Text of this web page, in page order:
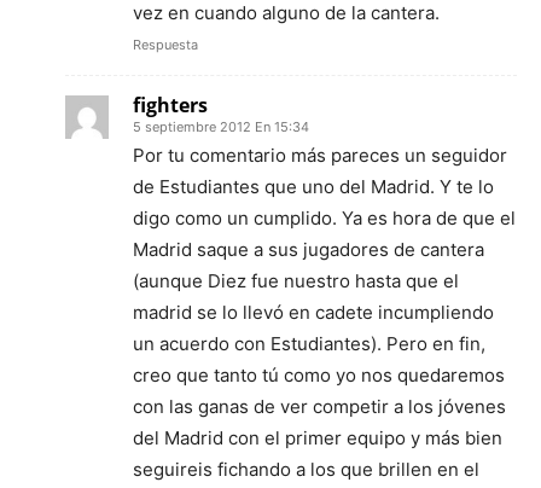
vez en cuando alguno de la cantera.
Respuesta
fighters
5 septiembre 2012 En 15:34
Por tu comentario más pareces un seguidor
de Estudiantes que uno del Madrid. Y te lo
digo como un cumplido. Ya es hora de que el
Madrid saque a sus jugadores de cantera
(aunque Diez fue nuestro hasta que el
madrid se lo llevó en cadete incumpliendo
un acuerdo con Estudiantes). Pero en fin,
creo que tanto tú como yo nos quedaremos
con las ganas de ver competir a los jóvenes
del Madrid con el primer equipo y más bien
seguireis fichando a los que brillen en el